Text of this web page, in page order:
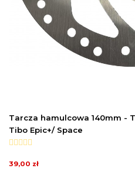
Tarcza hamulcowa 140mm -
Tibo Epic+/ Space
39,00 zł